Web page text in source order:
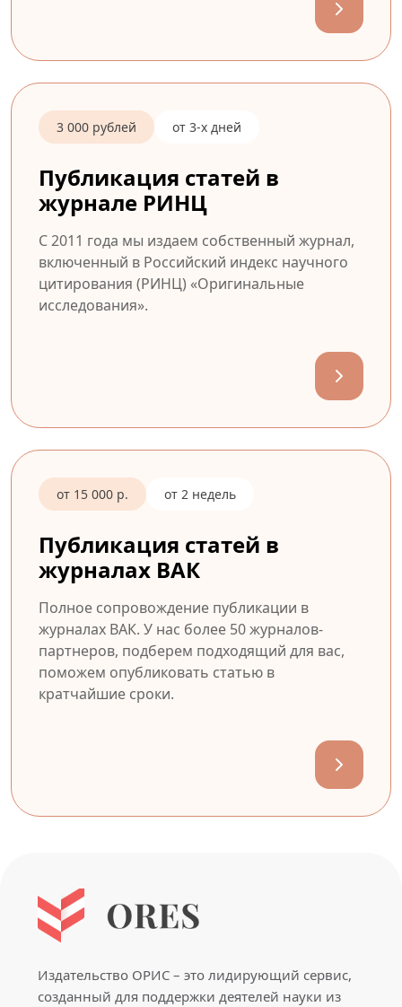
3 000 рублей от 3-х дней
Публикация статей в
журнале РИНЦ
С 2011 года мы издаем собственный журнал,
включенный в Российский индекс научного
цитирования (РИНЦ) «Оригинальные
исследования».
от 15 000 р. от 2 недель
Публикация статей в
журналах ВАК
Полное сопровождение публикации в
журналах ВАК. У нас более 50 журналов-
партнеров, подберем подходящий для вас,
поможем опубликовать статью в
кратчайшие сроки.
Издательство ОРИС – это лидирующий сервис,
созданный для поддержки деятелей науки из